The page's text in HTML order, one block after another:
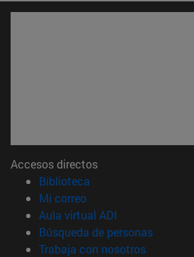
Accesos directos
Biblioteca
Mi correo(abre en nueva
Aula virtual ADI
Búsqueda de personas(abre
Trabaja con nosotros(abre en